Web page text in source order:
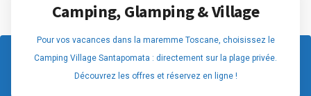
Camping, Glamping & Village
Pour vos vacances dans la maremme Toscane, choisissez le
Camping Village Santapomata : directement sur la plage privée.
Découvrez les offres et réservez en ligne !